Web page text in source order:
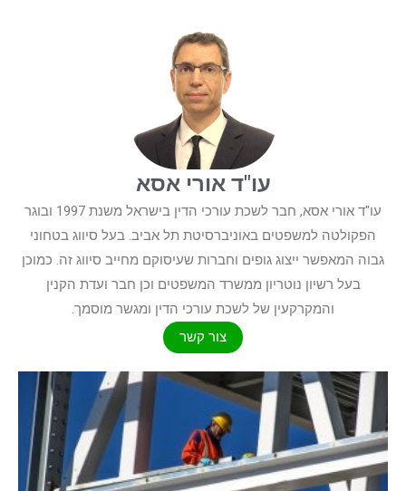
עו"ד אורי אסא
עו"ד אורי אסא, חבר לשכת עורכי הדין בישראל משנת 1997 ובוגר
הפקולטה למשפטים באוניברסיטת תל אביב. בעל סיווג בטחוני
גבוה המאפשר ייצוג גופים וחברות שעיסוקם מחייב סיווג זה. כמוכן
בעל רשיון נוטריון ממשרד המשפטים וכן חבר ועדת הקנין
והמקרקעין של לשכת עורכי הדין ומגשר מוסמך.
צור קשר